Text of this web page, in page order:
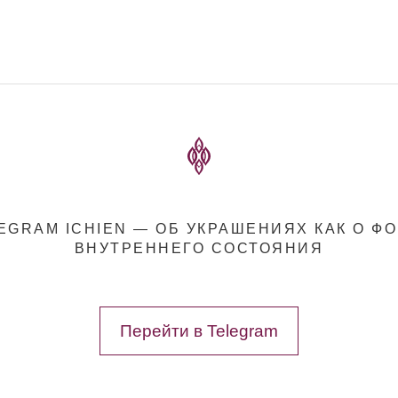
ICHIEN — ОБ УКРАШЕНИЯХ КАК О
ВНУТРЕННЕГО СОСТОЯНИЯ
Перейти в Telegram